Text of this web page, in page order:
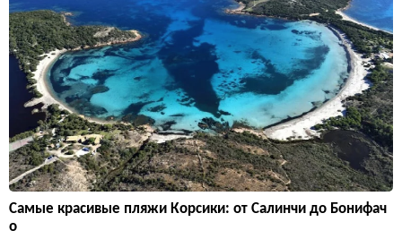
Самые красивые пляжи Корсики: от Салинчи до Бонифач
о